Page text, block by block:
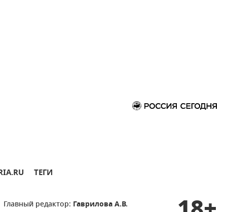
ТЕГИ
Главный редактор: Гаврилова А.В.